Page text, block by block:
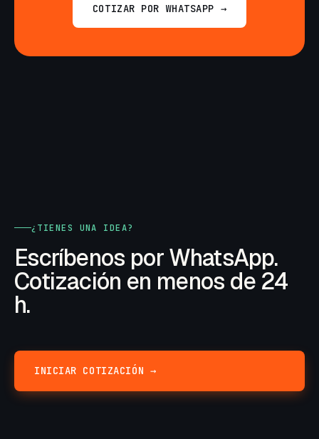
COTIZAR POR WHATSAPP →
¿TIENES UNA IDEA?
Escríbenos por WhatsApp.
Cotización en menos de 24
h.
INICIAR COTIZACIÓN →